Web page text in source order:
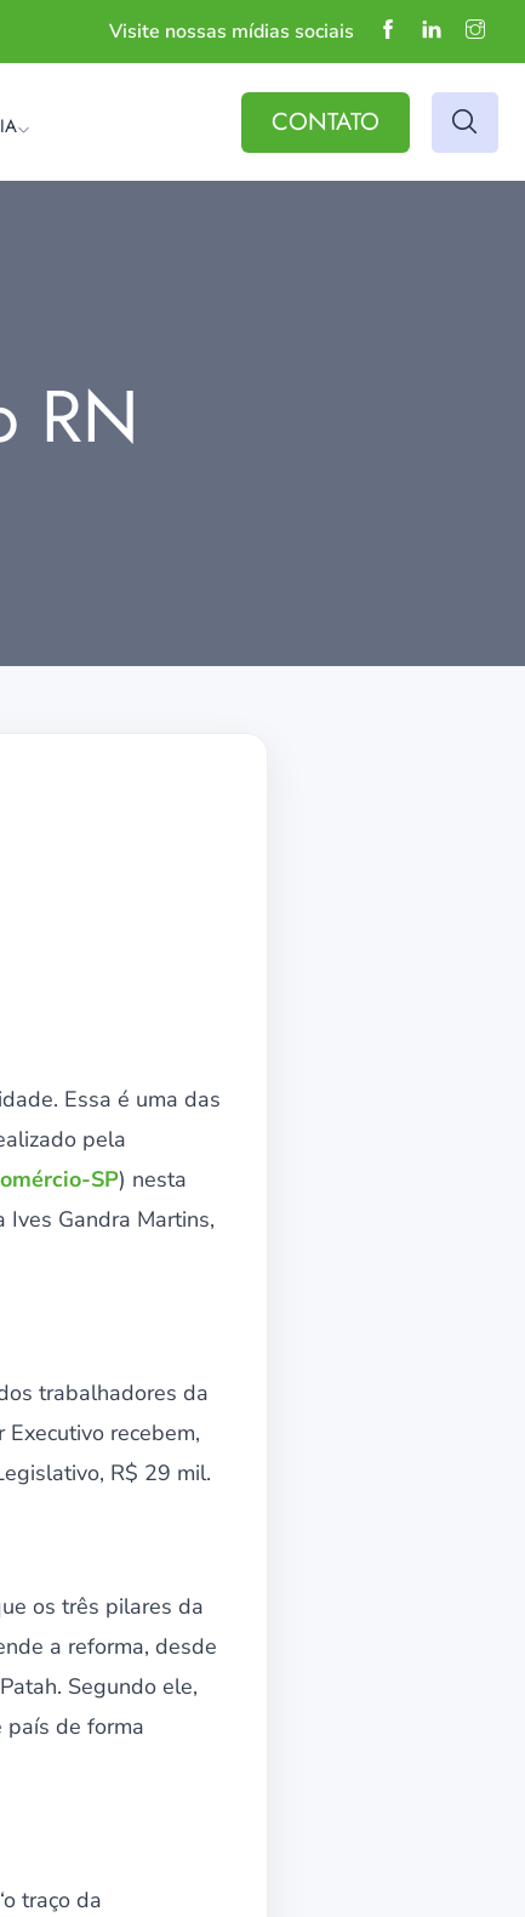
Visite nossas mídias sociais
CONTATO
RN
Essa é uma das
pela
SP) nesta
Gandra Martins,
trabalhadores da
recebem,
R$ 29 mil.
os três pilares da
a reforma, desde
Segundo ele,
país de forma
traço da